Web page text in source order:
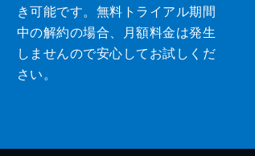
き可能です。無料トライアル期間
中の解約の場合、月額料金は発生
しませんので安心してお試しくだ
さい。